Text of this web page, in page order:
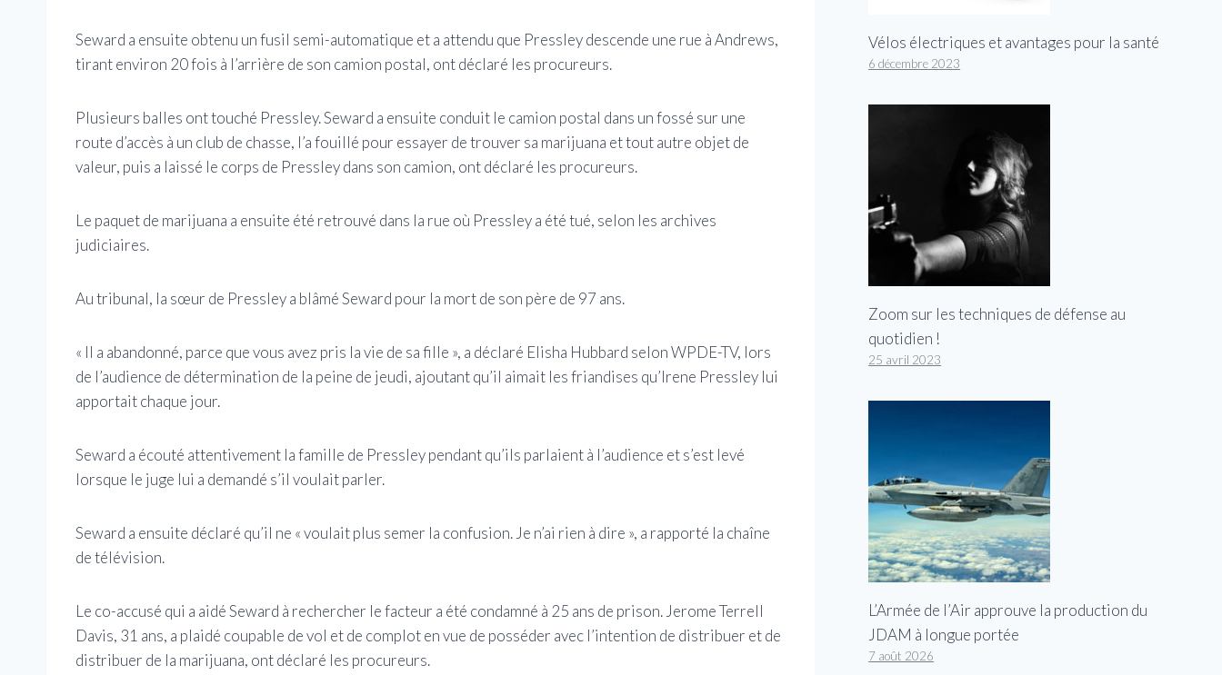
Seward a ensuite obtenu un fusil semi-automatique et a attendu que Pressley descende une rue à Andrews,
tirant environ 20 fois à l’arrière de son camion postal, ont déclaré les procureurs.
Plusieurs balles ont touché Pressley. Seward a ensuite conduit le camion postal dans un fossé sur une
route d’accès à un club de chasse, l’a fouillé pour essayer de trouver sa marijuana et tout autre objet de
valeur, puis a laissé le corps de Pressley dans son camion, ont déclaré les procureurs.
Le paquet de marijuana a ensuite été retrouvé dans la rue où Pressley a été tué, selon les archives
judiciaires.
Au tribunal, la sœur de Pressley a blâmé Seward pour la mort de son père de 97 ans.
« Il a abandonné, parce que vous avez pris la vie de sa fille », a déclaré Elisha Hubbard selon WPDE-TV, lors
de l’audience de détermination de la peine de jeudi, ajoutant qu’il aimait les friandises qu’Irene Pressley lui
apportait chaque jour.
Seward a écouté attentivement la famille de Pressley pendant qu’ils parlaient à l’audience et s’est levé
lorsque le juge lui a demandé s’il voulait parler.
Seward a ensuite déclaré qu’il ne « voulait plus semer la confusion. Je n’ai rien à dire », a rapporté la chaîne
de télévision.
Le co-accusé qui a aidé Seward à rechercher le facteur a été condamné à 25 ans de prison. Jerome Terrell
Davis, 31 ans, a plaidé coupable de vol et de complot en vue de posséder avec l’intention de distribuer et de
distribuer de la marijuana, ont déclaré les procureurs.
Vélos électriques et avantages pour la santé
6 décembre 2023
Zoom sur les techniques de défense au
quotidien !
25 avril 2023
L’Armée de l’Air approuve la production du
JDAM à longue portée
7 août 2026